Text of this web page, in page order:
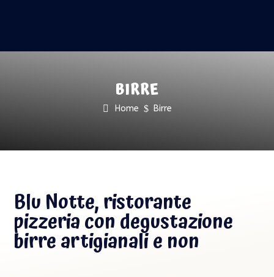
BIRRE
Home $ Birre
Blu Notte, ristorante
pizzeria con degustazione
birre artigianali e non